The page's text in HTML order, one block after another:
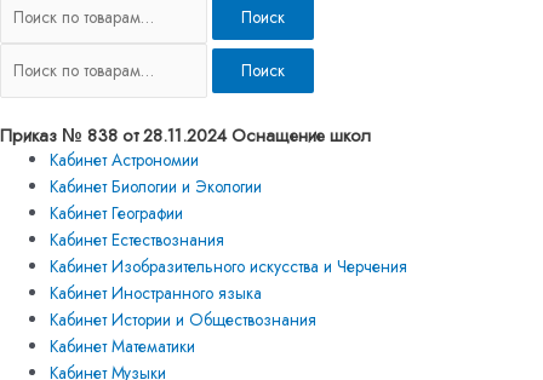
Поиск
Поиск
Приказ № 838 от 28.11.2024 Оснащение школ
Кабинет Астрономии
Кабинет Биологии и Экологии
Кабинет Географии
Кабинет Естествознания
Кабинет Изобразительного искусства и Черчения
Кабинет Иностранного языка
Кабинет Истории и Обществознания
Кабинет Математики
Кабинет Музыки